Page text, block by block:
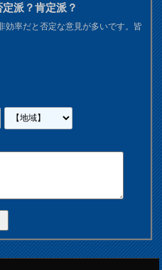
派？肯定派？
効率だと否定な意見が多いです。皆